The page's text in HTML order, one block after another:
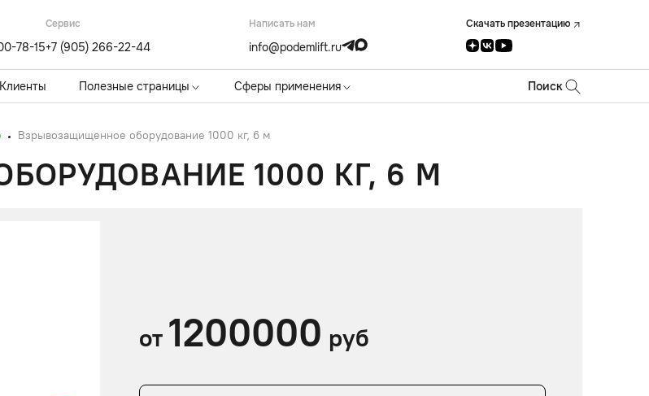
78-15
Cервис
+7 (905) 266-22-44
Написать нам
info@podemlift.ru
Скачать презентацию
Клиенты Полезные страницы Сферы применения Поиск
Взрывозащищенное оборудование 1000 кг, 6 м
1000 КГ, 6 М
от 1200000 руб